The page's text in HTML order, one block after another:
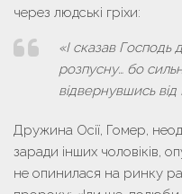
через людські гріхи:
«І сказав Господь
розпусну… бо
відвернувшись від
Дружина Осії, Гомер,
заради інших чоловіків,
не опинилася на ринку